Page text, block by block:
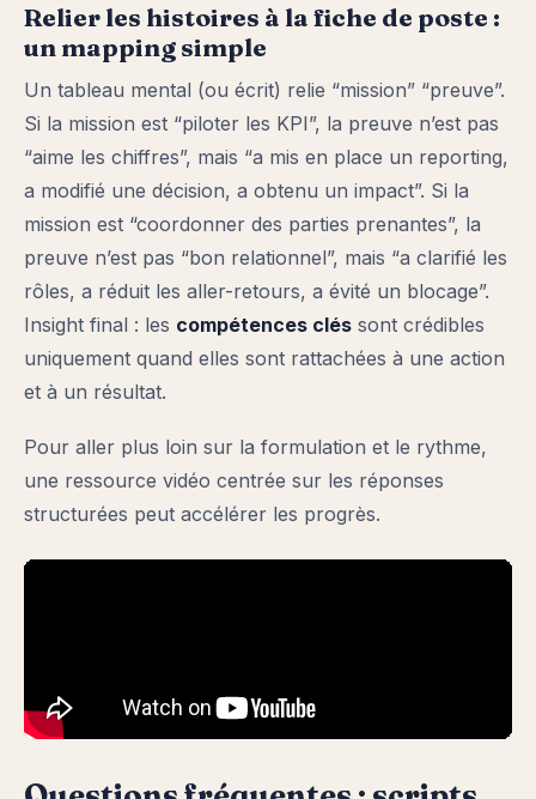
Relier les histoires à la fiche de poste :
un mapping simple
Un tableau mental (ou écrit) relie “mission” “preuve”.
Si la mission est “piloter les KPI”, la preuve n’est pas
“aime les chiffres”, mais “a mis en place un reporting,
a modifié une décision, a obtenu un impact”. Si la
mission est “coordonner des parties prenantes”, la
preuve n’est pas “bon relationnel”, mais “a clarifié les
rôles, a réduit les aller-retours, a évité un blocage”.
Insight final : les compétences clés sont crédibles
uniquement quand elles sont rattachées à une action
et à un résultat.
Pour aller plus loin sur la formulation et le rythme,
une ressource vidéo centrée sur les réponses
structurées peut accélérer les progrès.